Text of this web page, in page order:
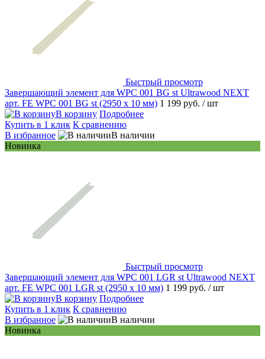
Быстрый просмотр
Завершающий элемент для WPC 001 BG st Ultrawood NEXT
арт. FE WPC 001 BG st (2950 х 10 мм) 1 199 руб. / шт
В корзину Подробнее
Купить в 1 клик К сравнению
В избранное
В наличии
Новинка
Быстрый просмотр
Завершающий элемент для WPC 001 LGR st Ultrawood NEXT
арт. FE WPC 001 LGR st (2950 х 10 мм) 1 199 руб. / шт
В корзину Подробнее
Купить в 1 клик К сравнению
В избранное
В наличии
Новинка